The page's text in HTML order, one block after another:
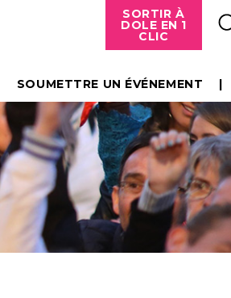
SORTIR À
DOLE EN 1
CLIC
SOUMETTRE UN ÉVÉNEMENT